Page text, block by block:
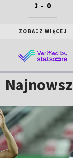
3 - 0
ZOBACZ WIĘCEJ